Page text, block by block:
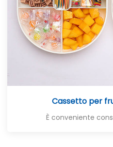
Cassetto per
È conveniente